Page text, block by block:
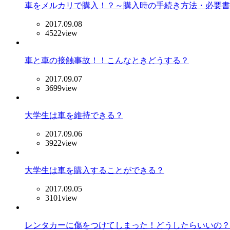
車をメルカリで購入！？～購入時の手続き方法・必要
2017.09.08
4522view
車と車の接触事故！！こんなときどうする？
2017.09.07
3699view
大学生は車を維持できる？
2017.09.06
3922view
大学生は車を購入することができる？
2017.09.05
3101view
レンタカーに傷をつけてしまった！どうしたらいいの？